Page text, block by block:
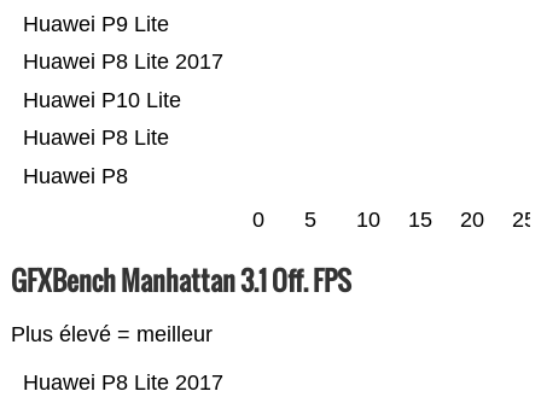
Huawei P8
Huawei P8 Lite
Huawei P10 Lite
Huawei P8 Lite 2017
Huawei P9 Lite
0 5 10 15 20 25
GFXBench Manhattan 3.1 Off. FPS
Plus élevé = meilleur
Huawei P8 Lite 2017